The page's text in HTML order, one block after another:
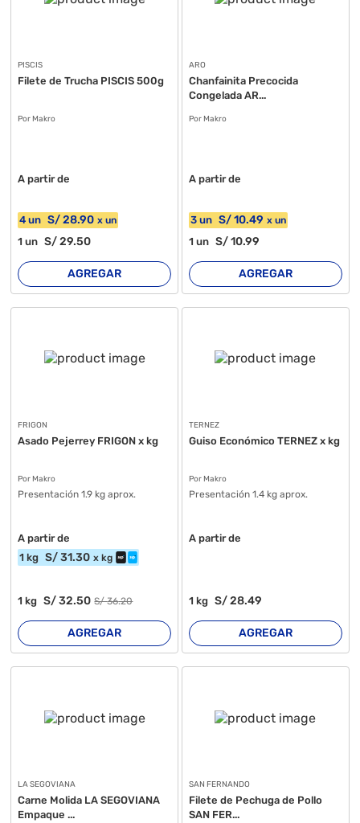
PISCIS
Filete de Trucha PISCIS 500g
Por Makro
A partir de
4 un S/28.90 xun
1un S/29.50
AGREGAR
ARO
Chanfainita Precocida
Congelada AR...
Por Makro
A partir de
3 un S/10.49 x un
1 un S/10.99
AGREGAR
FRIGON
Asado Pejerrey FRIGON x kg
Por Makro
Presentación 1.9 kg aprox.
A partir de
1 kg S/31.30 xkg
1kg S/32.50 S/36.20
AGREGAR
TERNEZ
Guiso Económico TERNEZ x kg
Por Makro
Presentación 1.4 kg aprox.
A partir de
1 kg S/28.49
AGREGAR
LA SEGOVIANA
Carne Molida LA SEGOVIANA
Empaque ...
SAN FERNANDO
Filete de Pechuga de Pollo
SAN FER...